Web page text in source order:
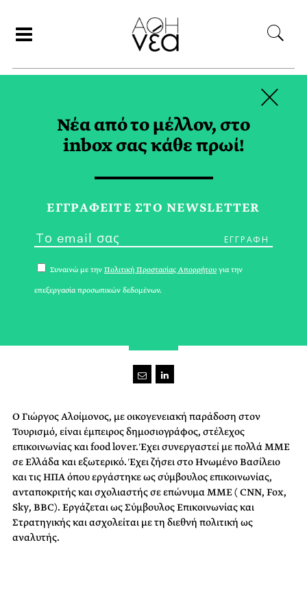
ΓΙΩΡΓΟΣ ΑΛΟΙΜΟΝΟΣ
O Γιώργος Αλοίμονος, με οικογενειακή παράδοση στον
Τουρισμό, είναι έμπειρος δημοσιογράφος, στέλεχος
επικοινωνίας και food lover. Έχει συνεργαστεί με πολλά ΜΜΕ
σε Ελλάδα και εξωτερικό. Έχει ζήσει στο Ηνωμένο Βασίλειο
και τις ΗΠΑ όπου εργάστηκε ως σύμβουλος επικοινωνίας,
ανταποκριτής και σχολιαστής σε επώνυμα ΜΜΕ ( CNN, Fox,
Sky, BBC). Εργάζεται ως Σύμβουλος Επικοινωνίας και
Στρατηγικής και ασχολείται με τη διεθνή πολιτική ως
αναλυτής.
Νέα από το μέλλον, στο
inbox σας κάθε πρωί!
ΕΓΓPΑΦΕΙΤΕ ΣΤΟ NEWSLETTER
Συναινώ με την Πολιτική Προστασίας Απορρήτου για την
επεξεργασία προσωπικών δεδομένων.
×